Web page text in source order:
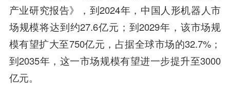
产业研究报告》，到2024年，中国人形机器人市
场规模将达到约27.6亿元；到2029年，该市场规
模有望扩大至750亿元，占据全球市场的32.7%；
到2035年，这一市场规模有望进一步提升至3000
亿元。